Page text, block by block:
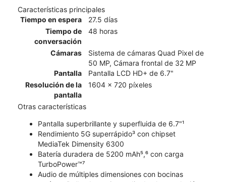
Características principales
Tiempo en espera
27.5 días
Tiempo de
conversación
48 horas
Cámaras
Sistema de cámaras Quad Pixel de
50 MP, Cámara frontal de 32 MP
Pantalla
Pantalla LCD HD+ de 6.7"
Resolución de la
pantalla
1604 x 720 píxeles
Otras características
Pantalla superbrillante y superfluida de 6.7"¹
Rendimiento 5G superrápido³ con chipset
MediaTek Dimensity 6300
Batería duradera de 5200 mAh⁵,⁶ con carga
TurboPower™⁷
Audio de múltiples dimensiones con bocinas